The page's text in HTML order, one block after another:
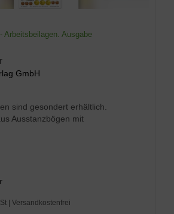
Arbeitsbeilagen. Ausgabe
GmbH
sind gesondert erhältlich.
Ausstanzbögen mit
| Versandkostenfrei